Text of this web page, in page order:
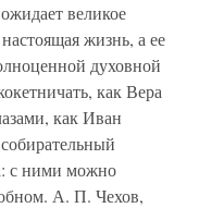
великое
жизнь, а ее
духовной
как Вера
как Иван
с ними можно
А. П. Чехов,